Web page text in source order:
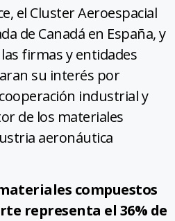
el Cluster Aeroespacial
de Canadá en España, y
firmas y entidades
su interés por
industrial y
de los materiales
aeronáutica
compuestos
representa el 36% de